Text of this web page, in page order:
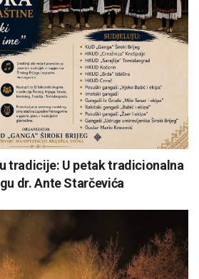
tradicije: U petak tradicionalna
dr. Ante Starčevića